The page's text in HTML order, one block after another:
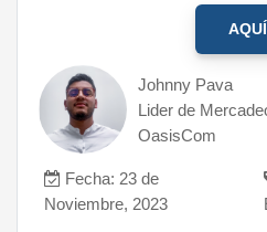
AQUÍ
Johnny Pava
Lider de
OasisCom
Fecha: 23 de
Noviembre, 2023